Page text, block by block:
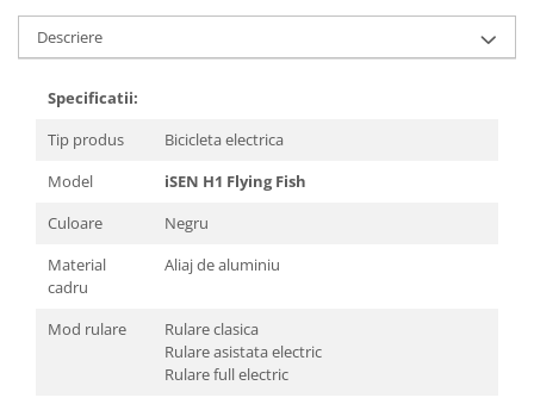
Descriere
Specificatii:
Tip produs
Bicicleta electrica
Model
iSEN H1 Flying Fish
Culoare
Negru
Material
cadru
Aliaj de aluminiu
Mod rulare
Rulare clasica
Rulare asistata electric
Rulare full electric